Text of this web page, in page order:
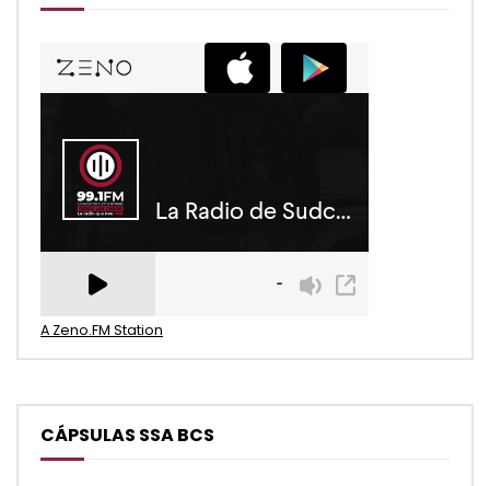
A Zeno.FM Station
CÁPSULAS SSA BCS